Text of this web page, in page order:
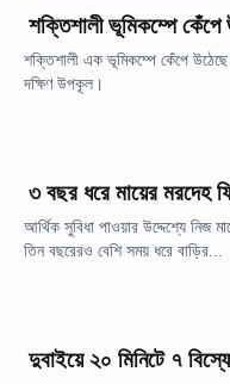
শক্তিশালী ভূমিকম্পে কেঁপে
শক্তিশালী এক ভূমিকম্পে কেঁপে উঠেছে
দক্ষিণ উপকূল।
৩ বছর ধরে মায়ের মরদেহ
আর্থিক সুবিধা পাওয়ার উদ্দেশ্যে নিজ
তিন বছরেরও বেশি সময় ধরে বাড়ির...
দুবাইয়ে ২০ মিনিটে ৭